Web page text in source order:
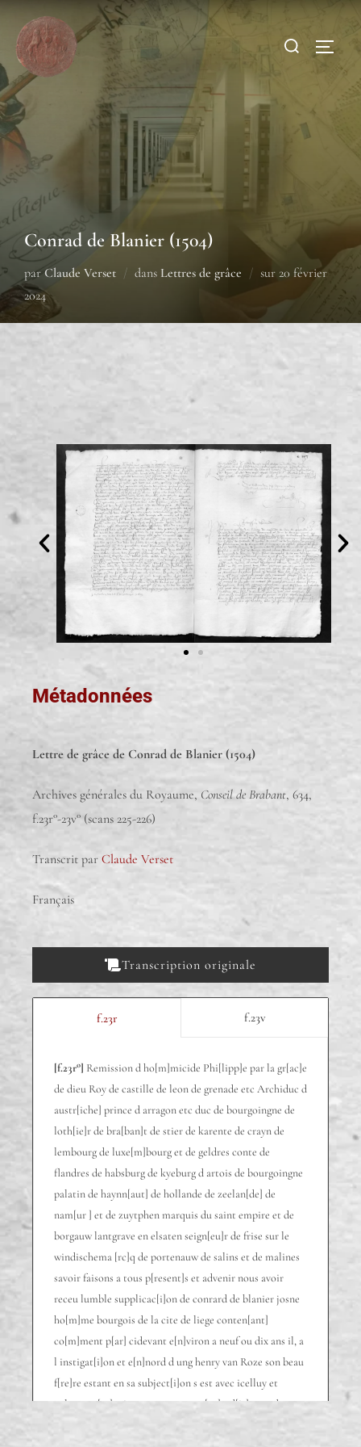
Conrad de Blanier (1504)
par Claude Verset dans Lettres de grâce sur 20 février
2024
Métadonnées
Lettre de grâce de Conrad de Blanier (1504)
Archives générales du Royaume, Conseil de Brabant, 634,
f.23r°-23v° (scans 225-226)
Transcrit par Claude Verset
Français
Transcription originale
f.23r f.23v
[f.23ro] Remission d ho[m]micide Phi[lipp]e par la gr[ac]e
de dieu Roy de castille de leon de grenade etc Archiduc d
austr[iche] prince d arragon etc duc de bourgoingne de
loth[ie]r de bra[ban]t de stier de karente de crayn de
lembourg de luxe[m]bourg et de geldres conte de
flandres de habsburg de kyeburg d artois de bourgoingne
palatin de haynn[aut] de hollande de zeelan[de] de
nam[ur ] et de zuytphen marquis du saint empire et de
borgauw lantgrave en elsaten seign[eu]r de frise sur le
windischema [rc]q de portenauw de salins et de malines
savoir faisons a tous p[resent]s et advenir nous avoir
receu lumble supplicac[i]on de conrard de blanier josne
ho[m]me bourgois de la cite de liege conten[ant]
co[m]ment p[ar] cidevant e[n]viron a neuf ou dix ans il, a
l instigat[i]on et e[n]nord d ung henry van Roze son beau
f[re]re estant en sa subject[i]on s est avec icelluy et
aultres co[m]paignons trouve en n[ot]red[it] pays de
o